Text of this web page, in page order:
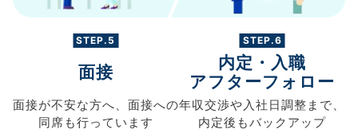
STEP.5
面接
面接が不安な方へ、 面接への
同席も行っています
STEP.6
内定・入職
アフターフォロー
年収交渉や 入社日調整まで、
内定後もバックアップ